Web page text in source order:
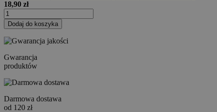
18,90 zł
Dodaj do koszyka
Gwarancja
produktów
Darmowa dostawa
od 120 zł